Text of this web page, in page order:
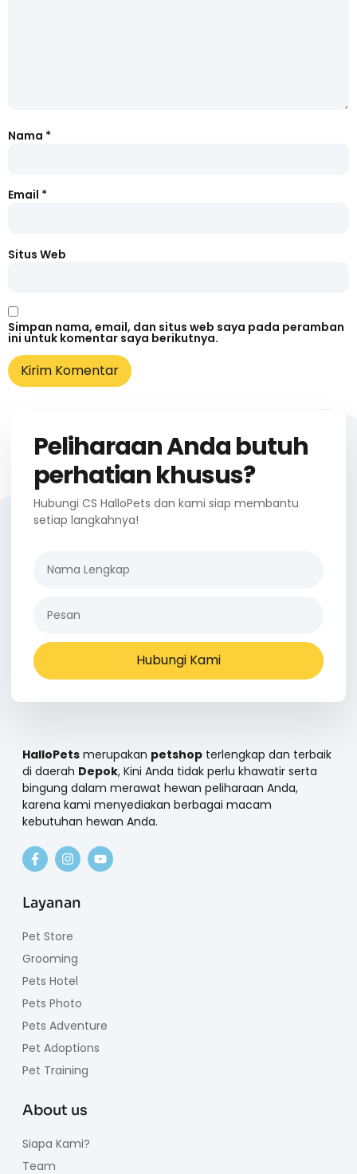
Nama *
Email *
Situs Web
Simpan nama, email, dan situs web saya pada peramban
ini untuk komentar saya berikutnya.
Peliharaan Anda butuh
perhatian khusus?
Hubungi CS HalloPets dan kami siap membantu
setiap langkahnya!
Hubungi Kami
HalloPets merupakan petshop terlengkap dan terbaik
di daerah Depok, Kini Anda tidak perlu khawatir serta
bingung dalam merawat hewan peliharaan Anda,
karena kami menyediakan berbagai macam
kebutuhan hewan Anda.
Layanan
Pet Store
Grooming
Pets Hotel
Pets Photo
Pets Adventure
Pet Adoptions
Pet Training
About us
Siapa Kami?
Team